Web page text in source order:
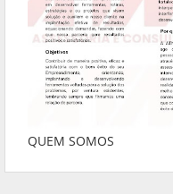
QUEM SOMOS